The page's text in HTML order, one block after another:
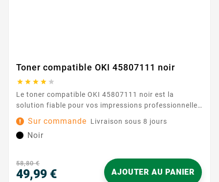
Toner compatible OKI 45807111 noir
    
Le toner compatible OKI 45807111 noir est la
solution fiable pour vos impressions professionnelles
au quotidien. Pensé pour fonctionner avec les
imprimantes OKI de la série B432/512 , il s’intègre
parfaitement à votre flux de travail et assure une
Sa teinte noire dense apporte une lecture claire et...
Sur commande Livraison sous 8 jours
Noir
58,80 €
49,99 € AJOUTER AU PANIER